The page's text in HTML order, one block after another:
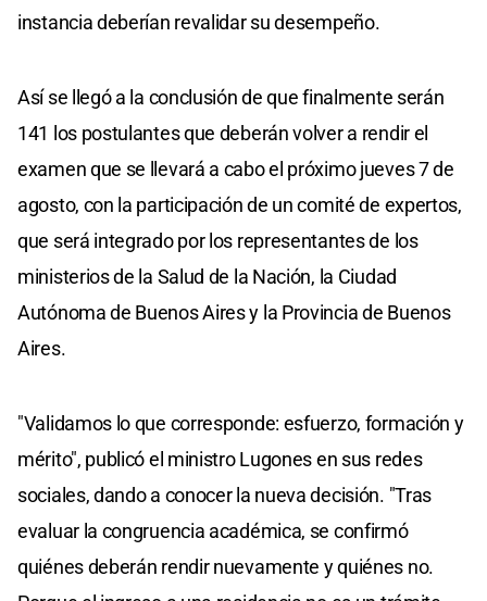
instancia deberían revalidar su desempeño.
Así se llegó a la conclusión de que finalmente serán
141 los postulantes que deberán volver a rendir el
examen que se llevará a cabo el próximo jueves 7 de
agosto, con la participación de un comité de expertos,
que será integrado por los representantes de los
ministerios de la Salud de la Nación, la Ciudad
Autónoma de Buenos Aires y la Provincia de Buenos
Aires.
"Validamos lo que corresponde: esfuerzo, formación y
mérito", publicó el ministro Lugones en sus redes
sociales, dando a conocer la nueva decisión. "Tras
evaluar la congruencia académica, se confirmó
quiénes deberán rendir nuevamente y quiénes no.